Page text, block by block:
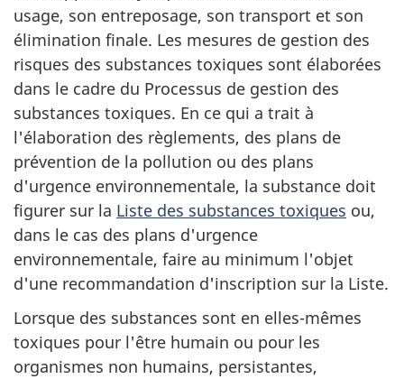
usage, son entreposage, son transport et son
élimination finale. Les mesures de gestion des
risques des substances toxiques sont élaborées
dans le cadre du Processus de gestion des
substances toxiques. En ce qui a trait à
l'élaboration des règlements, des plans de
prévention de la pollution ou des plans
d'urgence environnementale, la substance doit
figurer sur la Liste des substances toxiques ou,
dans le cas des plans d'urgence
environnementale, faire au minimum l'objet
d'une recommandation d'inscription sur la Liste.
Lorsque des substances sont en elles-mêmes
toxiques pour l'être humain ou pour les
organismes non humains, persistantes,